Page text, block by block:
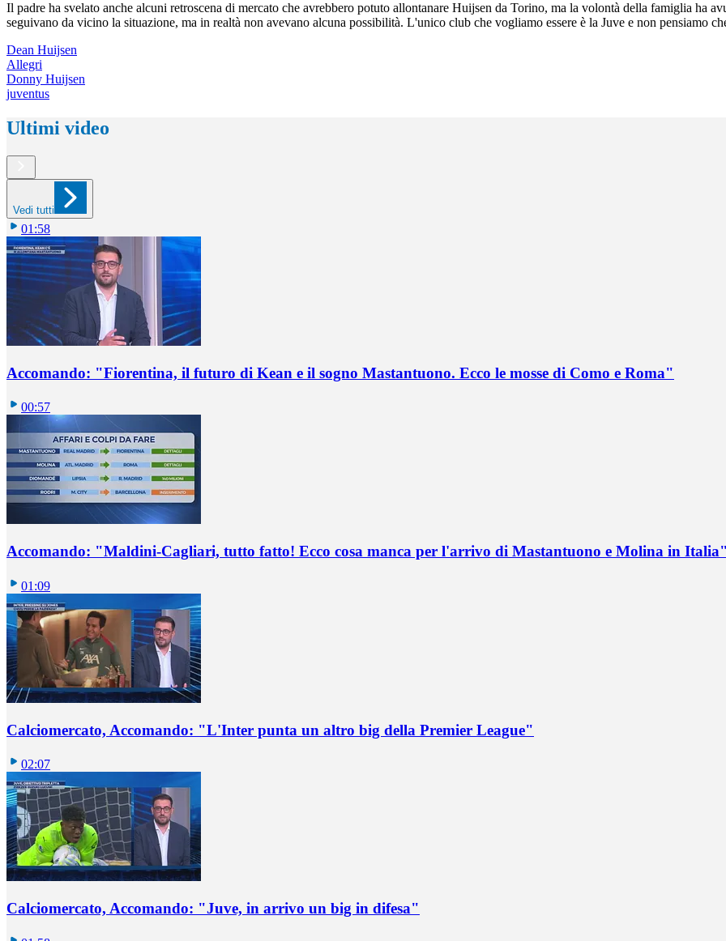
Il padre ha svelato anche alcuni retroscena di mercato che avrebbero potuto allontanare Huijsen da Torino, ma la volontà della famiglia ha
seguivano da vicino la situazione, ma in realtà non avevano alcuna possibilità. L'unico club che vogliamo essere è la Juve e non pensiamo
Dean Huijsen
Allegri
Donny Huijsen
juventus
Ultimi video
Vedi tutti
01:58
Accomando: "Fiorentina, il futuro di Kean e il sogno Mastantuono. Ecco le mosse di Como e Roma"
00:57
Accomando: "Maldini-Cagliari, tutto fatto! Ecco cosa manca per l'arrivo di Mastantuono e Molina in
01:09
Calciomercato, Accomando: "L'Inter punta un altro big della Premier League"
02:07
Calciomercato, Accomando: "Juve, in arrivo un big in difesa"